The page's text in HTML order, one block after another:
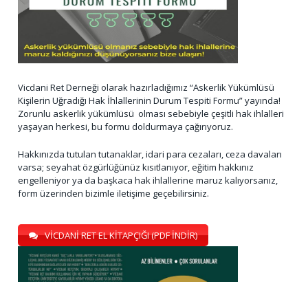
Vicdani Ret Derneği olarak hazırladığımız “Askerlik Yükümlüsü
Kişilerin Uğradığı Hak İhlallerinin Durum Tespiti Formu” yayında!
Zorunlu askerlik yükümlüsü olması sebebiyle çeşitli hak ihlalleri
yaşayan herkesi, bu formu doldurmaya çağırıyoruz.
Hakkınızda tutulan tutanaklar, idari para cezaları, ceza davaları
varsa; seyahat özgürlüğünüz kısıtlanıyor, eğitim hakkınız
engelleniyor ya da başkaca hak ihlallerine maruz kalıyorsanız,
form üzerinden bizimle iletişime geçebilirsiniz.
VİCDANİ RET EL KİTAPÇIĞI (PDF İNDİR)